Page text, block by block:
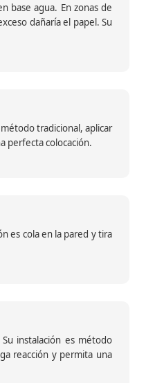
base agua. En zonas de
dañaría el papel. Su
tradicional, aplicar
perfecta colocación.
es cola en la pared y tira
instalación es método
reacción y permita una